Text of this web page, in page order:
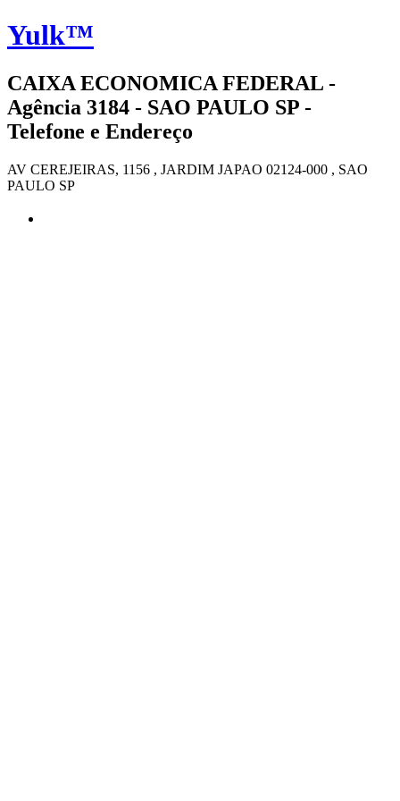
Yulk™
CAIXA ECONOMICA FEDERAL -
Agência 3184 - SAO PAULO SP -
Telefone e Endereço
AV CEREJEIRAS, 1156 , JARDIM JAPAO 02124-000 , SAO
PAULO SP